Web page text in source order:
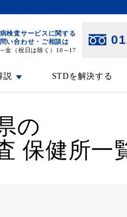
説 STDを解決する
検査サービスに関する
い合わせ・ご相談は
金（祝日は除く）10～17
の
保健所一